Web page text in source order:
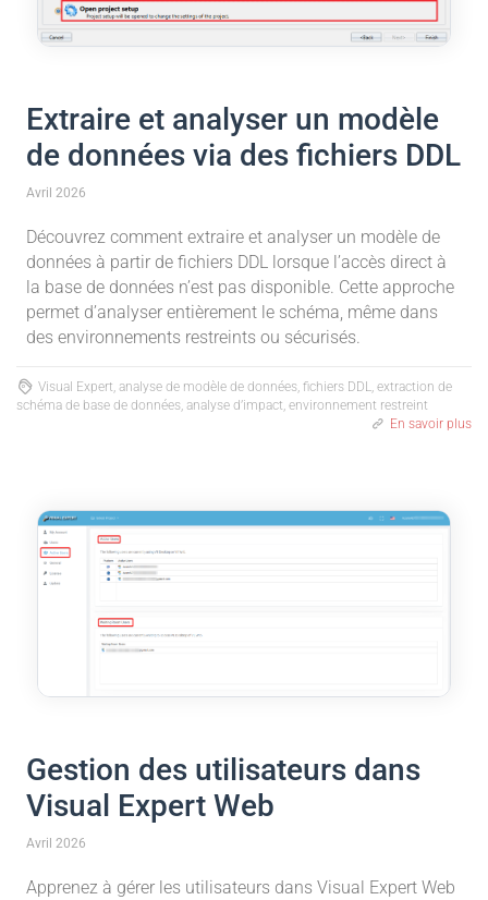
Extraire et analyser un modèle
de données via des fichiers DDL
Avril 2026
Découvrez comment extraire et analyser un modèle de
données à partir de fichiers DDL lorsque l’accès direct à
la base de données n’est pas disponible. Cette approche
permet d’analyser entièrement le schéma, même dans
des environnements restreints ou sécurisés.
Visual Expert, analyse de modèle de données, fichiers DDL, extraction de
schéma de base de données, analyse d’impact, environnement restreint
En savoir plus
Gestion des utilisateurs dans
Visual Expert Web
Avril 2026
Apprenez à gérer les utilisateurs dans Visual Expert Web